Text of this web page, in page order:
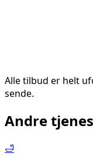
Alle tilbud er helt
sende.
Andre
🛁